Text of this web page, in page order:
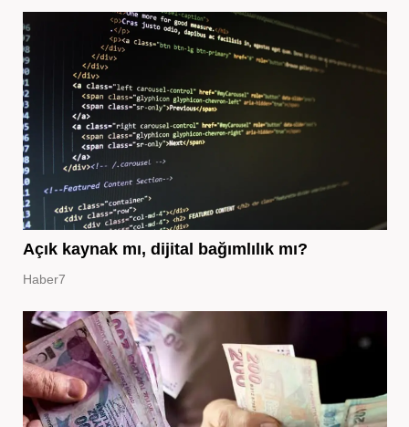
Açık kaynak mı, dijital bağımlılık mı?
Haber7